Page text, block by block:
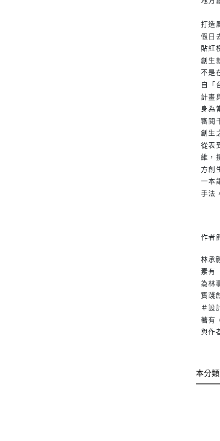
打造
假日
貼紅
創生
不是
自「
計畫
身為
審閱
創生
從表
維，
方創
一本
手法
作者
林承
素有
為林
實踐
＃設
著有
與作
本分